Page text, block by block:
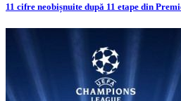
11 cifre neobișnuite după 11 etape din